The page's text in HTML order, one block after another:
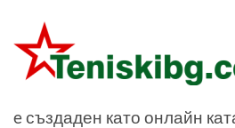
e създаден като онлайн